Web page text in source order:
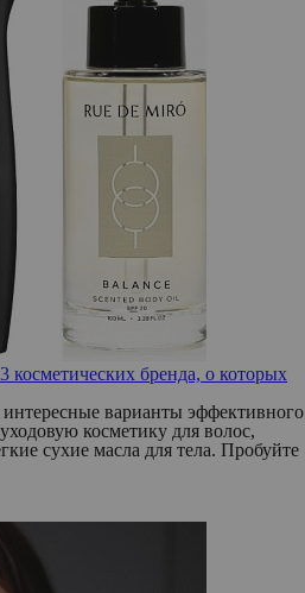
бренда, о которых
варианты эффективного
косметику для волос,
сухие масла для тела. Пробуйте